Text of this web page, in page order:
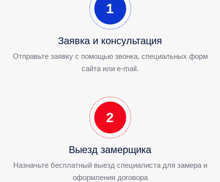
1
Заявка и консультация
Отправьте заявку с помощью звонка, специальных форм
сайта или e-mail.
2
Выезд замерщика
Назначьте бесплатный выезд специалиста для замера и
оформления договора